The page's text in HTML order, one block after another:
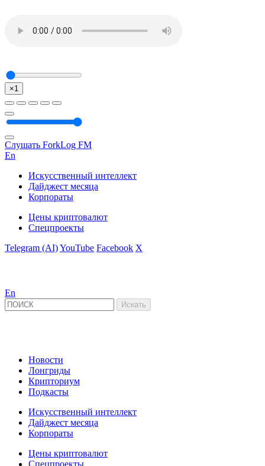
×1
Слушать ForkLog FM
En
Искусственный интеллект
Дайджест месяца
Корпораты
Цены криптовалют
Спецпроекты
Telegram (AI)YouTube Facebook X
En
Новости
Лонгриды
Крипториум
Подкасты
Искусственный интеллект
Дайджест месяца
Корпораты
Цены криптовалют
Спецпроекты